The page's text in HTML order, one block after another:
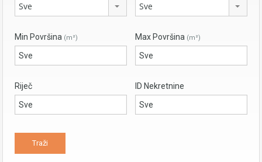
Sve Sve
Min Površina (m²) Max Površina (m²)
Riječ ID Nekretnine